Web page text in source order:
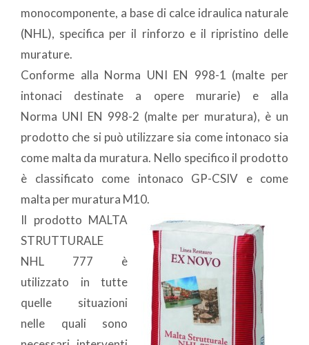
monocomponente, a base di calce idraulica naturale
(NHL), specifica per il rinforzo e il ripristino delle
murature.
Conforme alla Norma UNI EN 998-1 (malte per
intonaci destinate a opere murarie) e alla
Norma UNI EN 998-2 (malte per muratura), è un
prodotto che si può utilizzare sia come intonaco sia
come malta da muratura. Nello specifico il prodotto
è classificato come intonaco GP-CSIV e come
malta per muratura M10.
Il prodotto MALTA
STRUTTURALE
NHL 777 è
utilizzato in tutte
quelle situazioni
nelle quali sono